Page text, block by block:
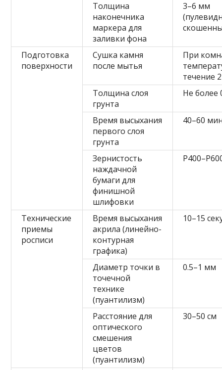
Толщина
наконечника
маркера для
заливки фона
3–6 мм
Подготовка
поверхности
Сушка камня
после мытья
При
течение
Толщина слоя
грунта
Не более
Время высыхания
первого слоя
грунта
40–60
Зернистость
наждачной
бумаги для
финишной
шлифовки
Технические
приемы
росписи
Время высыхания
акрила (линейно-
контурная
графика)
10–15
Диаметр точки в
точечной
технике
(пуантилизм)
0.5–1 мм
Расстояние для
оптического
смешения
цветов
(пуантилизм)
30–50 см